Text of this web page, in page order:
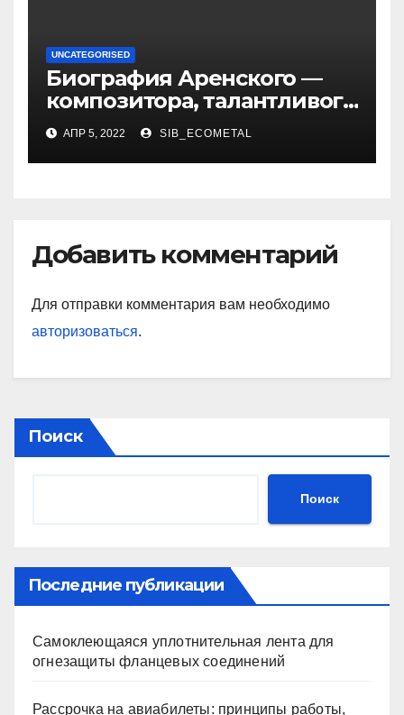
UNCATEGORISED
Биография Аренского —
композитора, талантливого
музыканта и педагога
АПР 5, 2022 SIB_ECOMETAL
Добавить комментарий
Для отправки комментария вам необходимо
авторизоваться.
Поиск
Поиск
Последние публикации
Самоклеющаяся уплотнительная лента для
огнезащиты фланцевых соединений
Рассрочка на авиабилеты: принципы работы,